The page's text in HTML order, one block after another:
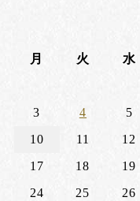
月 火 水
3
4 5
10
11 12
17
18 19
24
25 26